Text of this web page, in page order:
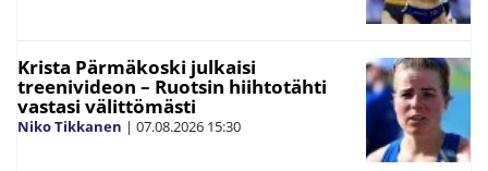
Krista Pärmäkoski julkaisi
treenivideon – Ruotsin hiihtotähti
vastasi välittömästi
Niko Tikkanen | 07.08.2026 15:30